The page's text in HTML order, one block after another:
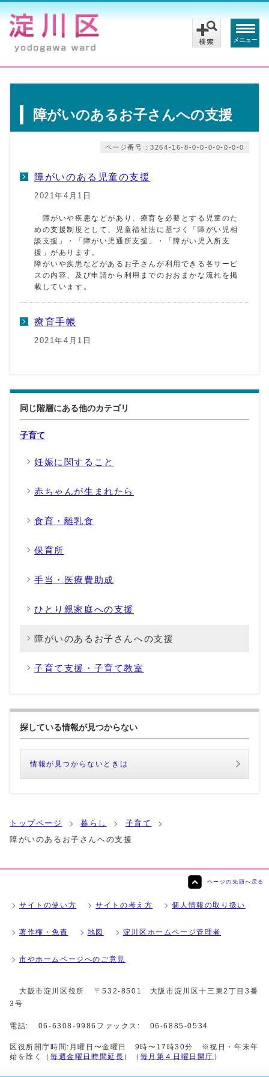
メニュー
障がいのあるお子さんへの支援
ページ番号：3264-16-8-0-0-0-0-0-0-0
障がいのある児童の支援
2021年4月1日
障がいや疾患などがあり、療育を必要とする児童のた
めの支援制度として、児童福祉法に基づく「障がい児相
談支援」・「障がい児通所支援」・「障がい児入所支
援」があります。
障がいや疾患などがあるお子さんが利用できる各サービ
スの内容、及び申請から利用までのおおまかな流れを掲
載しています。
療育手帳
2021年4月1日
同じ階層にある他のカテゴリ
子育て
妊娠に関すること
赤ちゃんが生まれたら
食育・離乳食
保育所
手当・医療費助成
ひとり親家庭への支援
障がいのあるお子さんへの支援
子育て支援・子育て教室
探している情報が見つからない
情報が見つからないときは
トップページ 暮らし
子育て
障がいのあるお子さんへの支援
ページの先頭へ戻る
サイトの使い方 サイトの考え方 個人情報の取り扱い
著作権・免責 地図 淀川区ホームページ管理者
市やホームページへのご意見
大阪市淀川区役所
〒532-8501 大阪市淀川区十三東2丁目3番
3号
電話: 06-6308-9986 ファックス: 06-6885-0534
区役所開庁時間:月曜日〜金曜日 9時〜17時30分 ※祝日・年末年
始を除く（ 毎週金曜日時間延長 ）（ 毎月第４日曜日開庁 ）